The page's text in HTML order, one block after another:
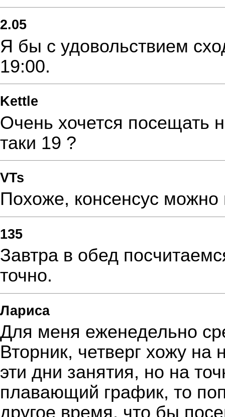
2.05
Я бы с удовольствием
19:00.
Kettle
Очень хочется посещать
таки 19 ?
VTs
Похоже, консенсус
135
Завтра в обед
точно.
Лариса
Для меня еженедельно
Вторник, четверг хожу на
эти дни занятия, но на
плавающий график, то
другое время, что бы